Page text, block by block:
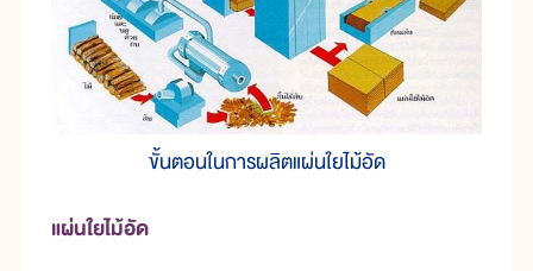
ขั้นตอนในการผลิตแผ่นใยไม้อัด
แผ่นใยไม้อัด